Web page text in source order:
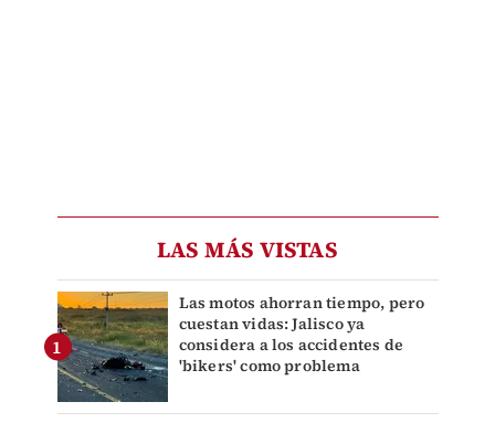
LAS MÁS VISTAS
Las motos ahorran tiempo, pero
cuestan vidas: Jalisco ya
considera a los accidentes de
'bikers' como problema